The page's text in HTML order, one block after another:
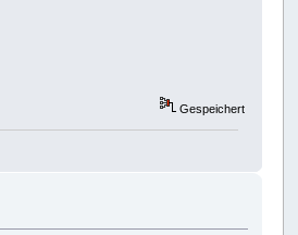
Gespeichert